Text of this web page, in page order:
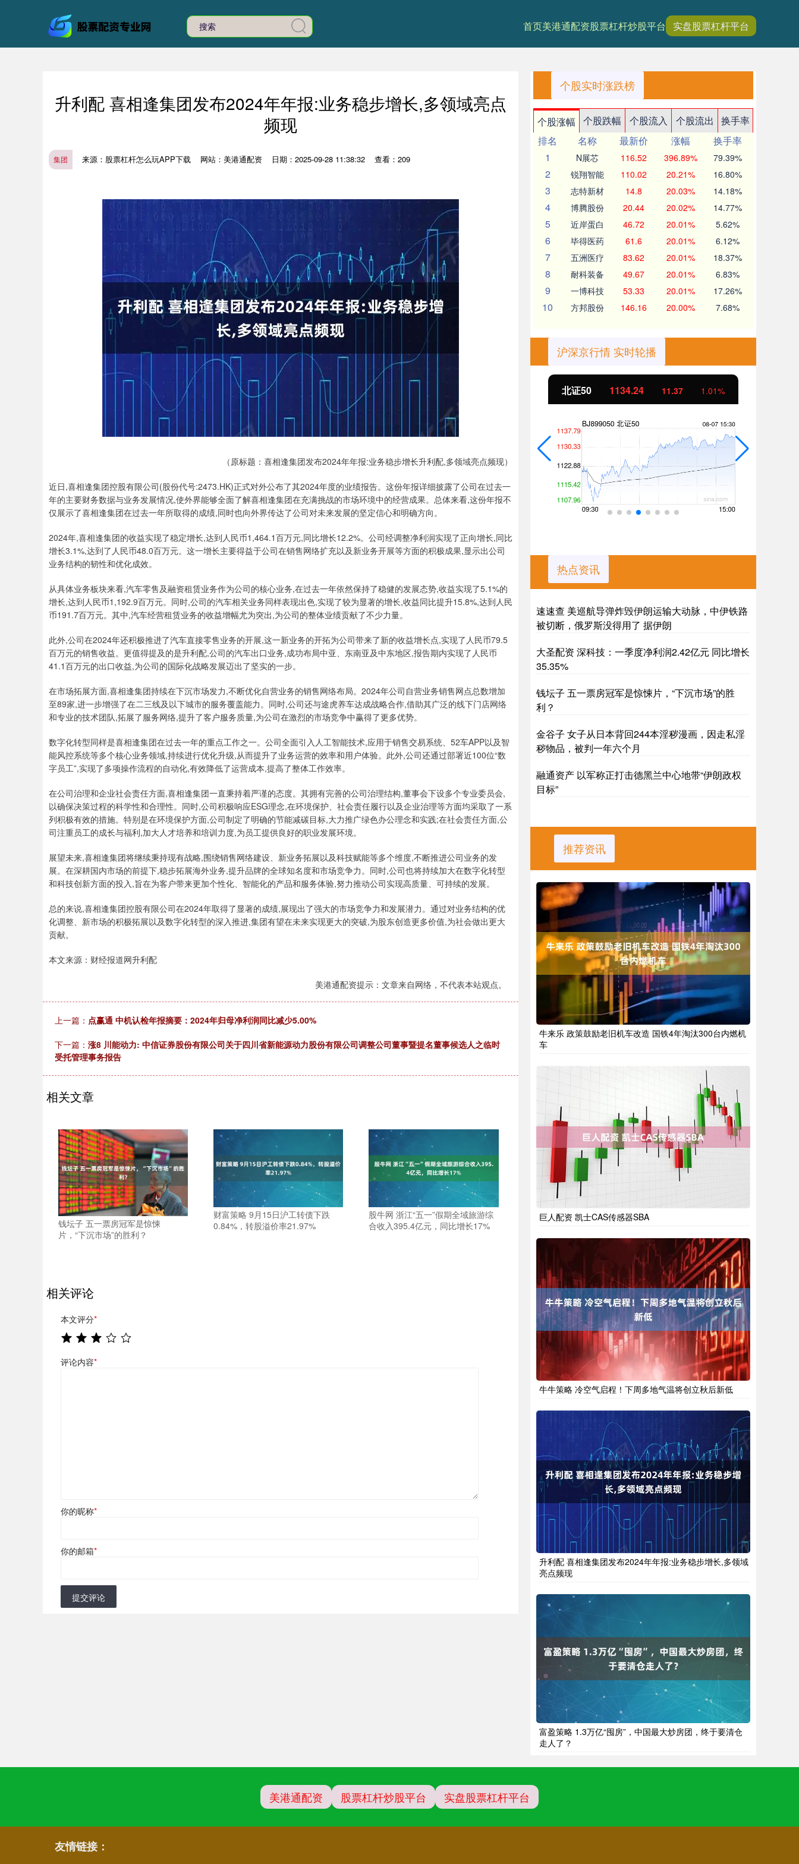
首页美港通配资股票杠杆炒股平台 实盘股票杠杆平台
升利配 喜相逢集团发布2024年年报:业务稳步增长,多领域亮点
频现
集团 来源：股票杠杆怎么玩APP下载 网站：美港通配资 日期：2025-09-28 11:38:32 查看：209
（原标题：喜相逢集团发布2024年年报:业务稳步增长升利配,多领域亮点频现）
近日,喜相逢集团控股有限公司(股份代号:2473.HK)正式对外公布了其2024年度的业绩报告。这份年报详细披露了公司在过去一
年的主要财务数据与业务发展情况,使外界能够全面了解喜相逢集团在充满挑战的市场环境中的经营成果。总体来看,这份年报不
仅展示了喜相逢集团在过去一年所取得的成绩,同时也向外界传达了公司对未来发展的坚定信心和明确方向。
2024年,喜相逢集团的收益实现了稳定增长,达到人民币1,464.1百万元,同比增长12.2%。公司经调整净利润实现了正向增长,同比
增长3.1%,达到了人民币48.0百万元。这一增长主要得益于公司在销售网络扩充以及新业务开展等方面的积极成果,显示出公司
业务结构的韧性和优化成效。
从具体业务板块来看,汽车零售及融资租赁业务作为公司的核心业务,在过去一年依然保持了稳健的发展态势,收益实现了5.1%的
增长,达到人民币1,192.9百万元。同时,公司的汽车相关业务同样表现出色,实现了较为显著的增长,收益同比提升15.8%,达到人民
币191.7百万元。其中,汽车经营租赁业务的收益增幅尤为突出,为公司的整体业绩贡献了不少力量。
此外,公司在2024年还积极推进了汽车直接零售业务的开展,这一新业务的开拓为公司带来了新的收益增长点,实现了人民币79.5
百万元的销售收益。更值得提及的是升利配,公司的汽车出口业务,成功布局中亚、东南亚及中东地区,报告期内实现了人民币
41.1百万元的出口收益,为公司的国际化战略发展迈出了坚实的一步。
在市场拓展方面,喜相逢集团持续在下沉市场发力,不断优化自营业务的销售网络布局。2024年公司自营业务销售网点总数增加
至89家,进一步增强了在二三线及以下城市的服务覆盖能力。同时,公司还与途虎养车达成战略合作,借助其广泛的线下门店网络
和专业的技术团队,拓展了服务网络,提升了客户服务质量,为公司在激烈的市场竞争中赢得了更多优势。
数字化转型同样是喜相逢集团在过去一年的重点工作之一。公司全面引入人工智能技术,应用于销售交易系统、52车APP以及智
能风控系统等多个核心业务领域,持续进行优化升级,从而提升了业务运营的效率和用户体验。此外,公司还通过部署近100位“数
字员工”,实现了多项操作流程的自动化,有效降低了运营成本,提高了整体工作效率。
在公司治理和企业社会责任方面,喜相逢集团一直秉持着严谨的态度。其拥有完善的公司治理结构,董事会下设多个专业委员会,
以确保决策过程的科学性和合理性。同时,公司积极响应ESG理念,在环境保护、社会责任履行以及企业治理等方面均采取了一系
列积极有效的措施。特别是在环境保护方面,公司制定了明确的节能减碳目标,大力推广绿色办公理念和实践;在社会责任方面,公
司注重员工的成长与福利,加大人才培养和培训力度,为员工提供良好的职业发展环境。
展望未来,喜相逢集团将继续秉持现有战略,围绕销售网络建设、新业务拓展以及科技赋能等多个维度,不断推进公司业务的发
展。在深耕国内市场的前提下,稳步拓展海外业务,提升品牌的全球知名度和市场竞争力。同时,公司也将持续加大在数字化转型
和科技创新方面的投入,旨在为客户带来更加个性化、智能化的产品和服务体验,努力推动公司实现高质量、可持续的发展。
总的来说,喜相逢集团控股有限公司在2024年取得了显著的成绩,展现出了强大的市场竞争力和发展潜力。通过对业务结构的优
化调整、新市场的积极拓展以及数字化转型的深入推进,集团有望在未来实现更大的突破,为股东创造更多价值,为社会做出更大
贡献。
本文来源：财经报道网升利配
美港通配资提示：文章来自网络，不代表本站观点。
上一篇： 点赢通 中机认检年报摘要：2024年归母净利润同比减少5.00%
下一篇： 涨8 川能动力: 中信证券股份有限公司关于四川省新能源动力股份有限公司调整公司董事暨提名董事候选人之临时
受托管理事务报告
相关文章
钱坛子 五一票房冠军是惊悚
片，“下沉市场”的胜利？
财富策略 9月15日沪工转债下跌
0.84%，转股溢价率21.97%
股牛网 浙江“五一”假期全域旅游综
合收入395.4亿元，同比增长17%
相关评论
本文评分*
评论内容*
你的昵称*
你的邮箱*
提交评论
个股实时涨跌榜
个股涨幅 个股跌幅 个股流入 个股流出
换手率
排名
名称 最新价 涨幅
换手率
1
N展芯 116.52 396.89% 79.39%
2 锐翔智能 110.02 20.21% 16.80%
3 志特新材 14.8 20.03% 14.18%
4 博腾股份 20.44 20.02% 14.77%
5 近岸蛋白 46.72 20.01% 5.62%
6 毕得医药 61.6 20.01% 6.12%
7 五洲医疗 83.62 20.01% 18.37%
8 耐科装备 49.67 20.01% 6.83%
9 一博科技 53.33 20.01% 17.26%
10 方邦股份 146.16 20.00% 7.68%
沪深京行情 实时轮播
14311.01 200.89 1.42% 沪深300 北证50 1134.24 11.37 1.01%
热点资讯
速速查 美巡航导弹炸毁伊朗运输大动脉，中伊铁路
被切断，俄罗斯没得用了 据伊朗
大圣配资 深科技：一季度净利润2.42亿元 同比增长
35.35%
钱坛子 五一票房冠军是惊悚片，“下沉市场”的胜
利？
金谷子 女子从日本背回244本淫秽漫画，因走私淫
秽物品，被判一年六个月
融通资产 以军称正打击德黑兰中心地带“伊朗政权
目标”
推荐资讯
牛来乐 政策鼓励老旧机车改造 国铁4年淘汰300台内燃机
车
巨人配资 凯士CAS传感器SBA
牛牛策略 冷空气启程！下周多地气温将创立秋后新低
升利配 喜相逢集团发布2024年年报:业务稳步增长,多领域
亮点频现
富盈策略 1.3万亿“囤房”，中国最大炒房团，终于要清仓
走人了？
美港通配资 股票杠杆炒股平台 实盘股票杠杆平台
友情链接：